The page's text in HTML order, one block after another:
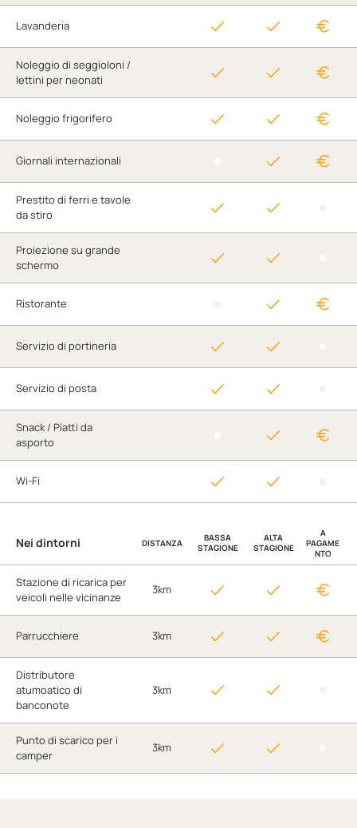
Lavanderia
Noleggio di seggioloni /
lettini per neonati
Noleggio frigorifero
Giornali internazionali
Prestito di ferri e tavole
da stiro
Proiezione su grande
schermo
Ristorante
Servizio di portineria
Servizio di posta
Snack / Piatti da
asporto
Wi-Fi
Nei dintorni DISTANZA
BASSA
STAGIONE
ALTA
STAGIONE
A
PAGAME
NTO
Stazione di ricarica per
veicoli nelle vicinanze
3km
Parrucchiere 3km
Distributore
atumoatico di
banconote
3km
Punto di scarico per i
camper
3km